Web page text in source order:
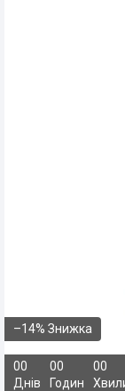
–14%
00
Днів
00
Годин
00